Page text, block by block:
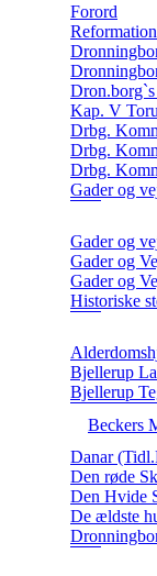
Forord
Kap. V
Drbg.
Drbg.
Drbg.
Gader og
Gader og
Gader og
Gader og
Historiske
Bjellerup
Bjellerup
Beckers
Danar
Den røde
Den Hvide
De ældste